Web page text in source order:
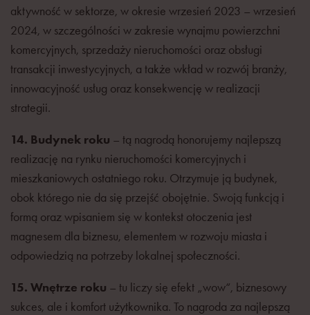
aktywność w sektorze, w okresie wrzesień 2023 – wrzesień
2024, w szczególności w zakresie wynajmu powierzchni
komercyjnych, sprzedaży nieruchomości oraz obsługi
transakcji inwestycyjnych, a także wkład w rozwój branży,
innowacyjność usług oraz konsekwencję w realizacji
strategii.
14. Budynek roku – tą nagrodą honorujemy najlepszą
realizację na rynku nieruchomości komercyjnych i
mieszkaniowych ostatniego roku. Otrzymuje ją budynek,
obok którego nie da się przejść obojętnie. Swoją funkcją i
formą oraz wpisaniem się w kontekst otoczenia jest
magnesem dla biznesu, elementem w rozwoju miasta i
odpowiedzią na potrzeby lokalnej społeczności.
15. Wnętrze roku – tu liczy się efekt „wow“, biznesowy
sukces, ale i komfort użytkownika. To nagroda za najlepszą